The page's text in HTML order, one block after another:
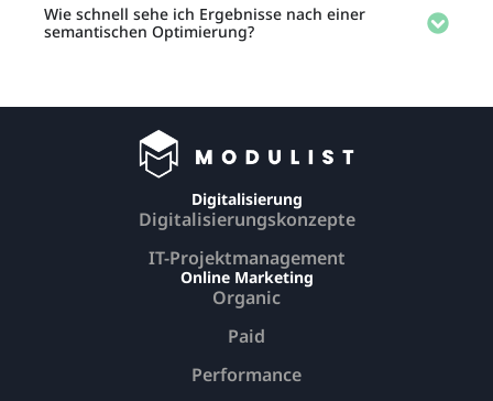
Wie schnell sehe ich Ergebnisse nach einer
semantischen Optimierung?
Digitalisierung
Digitalisierungskonzepte
IT-Projektmanagement
Online Marketing
Organic
Paid
Performance